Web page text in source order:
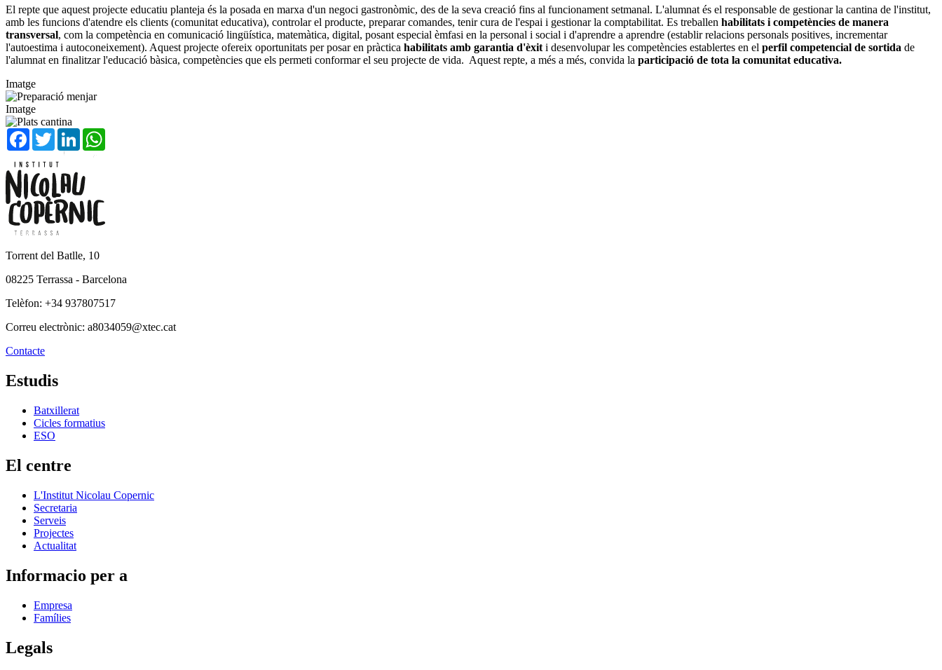
El repte que aquest projecte educatiu planteja és la posada en marxa d'un negoci gastronòmic, des de la seva creació fins al funcionament setmanal. L'alumnat és el responsable de gestionar la cantina de l'institut,
amb les funcions d'atendre els clients (comunitat educativa), controlar el producte, preparar comandes, tenir cura de l'espai i gestionar la comptabilitat. Es treballen habilitats i competències de manera
transversal, com la competència en comunicació lingüística, matemàtica, digital, posant especial èmfasi en la personal i social i d'aprendre a aprendre (establir relacions personals positives, incrementar
l'autoestima i autoconeixement). Aquest projecte ofereix oportunitats per posar en pràctica habilitats amb garantia d'èxit i desenvolupar les competències establertes en el perfil competencial de sortida de
l'alumnat en finalitzar l'educació bàsica, competències que els permeti conformar el seu projecte de vida. Aquest repte, a més a més, convida la participació de tota la comunitat educativa.
Imatge
Imatge
FacebookTwitterLinkedIn
Torrent del Batlle, 10
08225 Terrassa - Barcelona
Telèfon: +34 937807517
Correu electrònic: a8034059@xtec.cat
Contacte
Estudis
Batxillerat
Cicles formatius
ESO
El centre
L'Institut Nicolau Copernic
Secretaria
Serveis
Projectes
Actualitat
Informacio per a
Empresa
Famílies
Legals